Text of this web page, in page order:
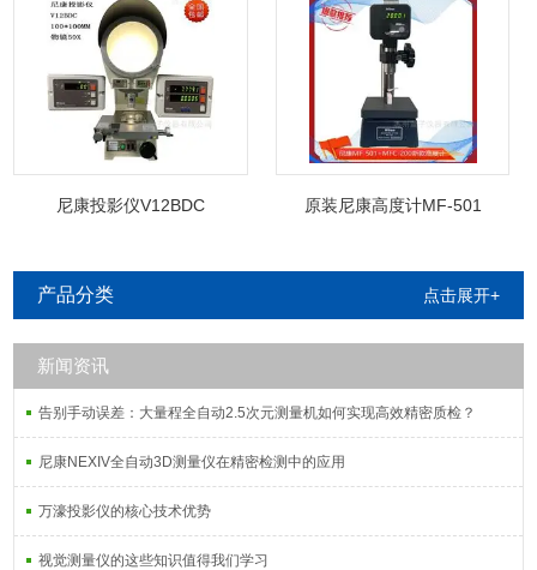
7.主要用途：木材，石材加工机。 8.大响应速度300m/min
尼康投影仪V12BDC 原装尼康高度计MF-501
产品分类 点击展开+
新闻资讯
告别手动误差：大量程全自动2.5次元测量机如何实现高效精密质检？
尼康NEXIV全自动3D测量仪在精密检测中的应用
万濠投影仪的核心技术优势
视觉测量仪的这些知识值得我们学习